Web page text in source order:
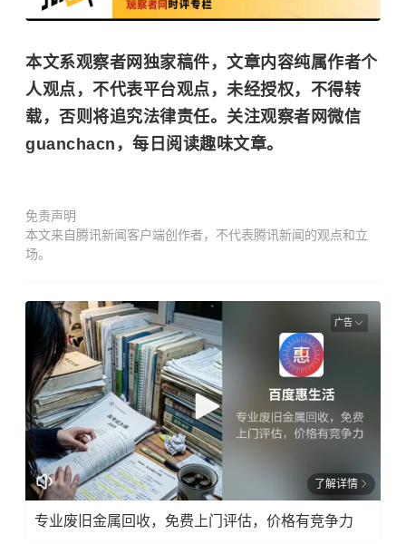
本文系观察者网独家稿件，文章内容纯属作者个
人观点，不代表平台观点，未经授权，不得转
载，否则将追究法律责任。关注观察者网微信
guanchacn，每日阅读趣味文章。
免责声明
本文来自腾讯新闻客户端创作者，不代表腾讯新闻的观点和立
场。
广告
了解详情
专业废旧金属回收，免费上门评估，价格有竞争力